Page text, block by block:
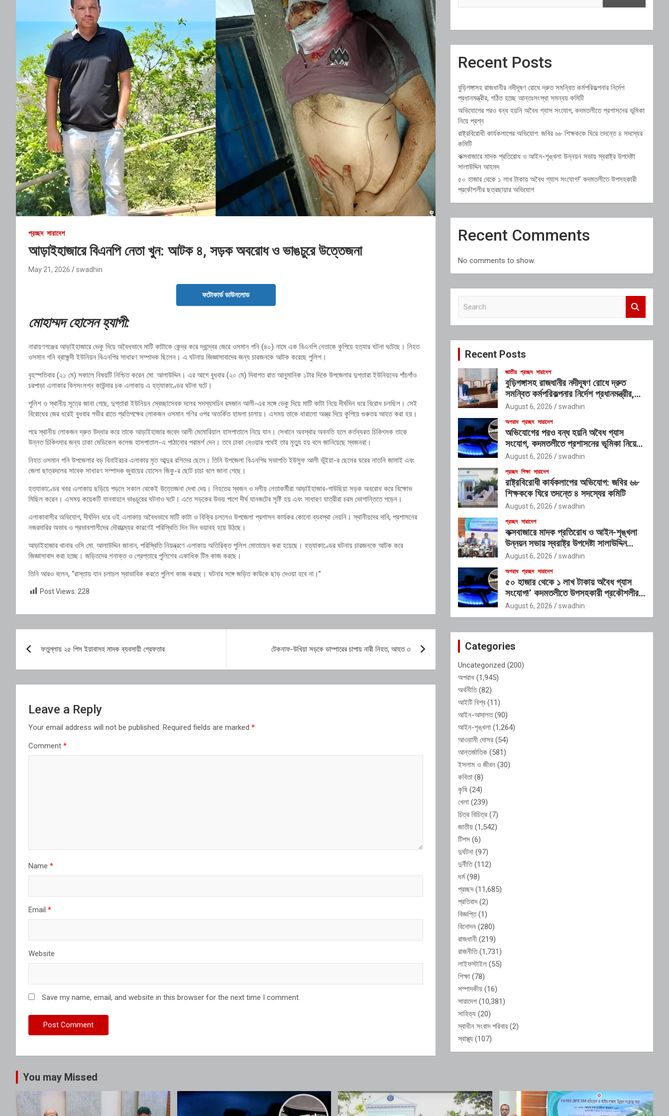
প্রচ্ছদ সারাদেশ
আড়াইহাজারে বিএনপি নেতা খুন: আটক ৪, সড়ক অবরোধ ও ভাঙচুরে উত্তেজনা
May 21, 2026 swadhin
ফটোকার্ড ডাউনলোড
মোহাম্মদ হোসেন হ্যাপী:
নারায়ণগঞ্জের আড়াইহাজারে ভেকু দিয়ে অবৈধভাবে মাটি কাটাকে কেন্দ্র করে দ্বন্দ্বের জেরে ওসমান গনি (৪০) নামে এক বিএনপি নেতাকে কুপিয়ে হত্যার ঘটনা ঘটেছে। নিহত
ওসমান গনি ব্রাহ্মন্দী ইউনিয়ন বিএনপির সাধারণ সম্পাদক ছিলেন। এ ঘটনায় জিজ্ঞাসাবাদের জন্য চারজনকে আটক করেছে পুলিশ।
বৃহস্পতিবার (২১ মে) সকালে বিষয়টি নিশ্চিত করেন মো. আলাউদ্দিন । এর আগে বুধবার (২০ মে) দিবাগত রাত আনুমানিক ১টার দিকে উপজেলার দুপ্তারা ইউনিয়নের পাঁচগাঁও
চরপাড়া এলাকার বিলসংলগ্ন কাউন্দার চক এলাকায় এ হত্যাকাণ্ডের ঘটনা ঘটে।
পুলিশ ও স্থানীয় সূত্রে জানা গেছে, দুপ্তারা ইউনিয়ন স্বেচ্ছাসেবক দলের সদস্যসচিব রমজান আলী-এর সঙ্গে ভেকু দিয়ে মাটি কাটা নিয়ে দীর্ঘদিন ধরে বিরোধ চলছিল। সেই
বিরোধের জের ধরেই বুধবার গভীর রাতে প্রতিপক্ষের লোকজন ওসমান গণির ওপর অতর্কিত হামলা চালায়। এসময় তাকে ধারালো অস্ত্র দিয়ে কুপিয়ে গুরুতর আহত করা হয়।
পরে স্থানীয় লোকজন দ্রুত উদ্ধার করে তাকে আড়াইহাজার জবেদ আলী মেমোরিয়াল হাসপাতালে নিয়ে যান। সেখানে অবস্থার অবনতি হলে কর্তব্যরত চিকিৎসক তাকে
উন্নত চিকিৎসার জন্য ঢাকা মেডিকেল কলেজ হাসপাতাল-এ পাঠানোর পরামর্শ দেন। তবে ঢাকা নেওয়ার পথেই তার মৃত্যু হয় বলে জানিয়েছে স্বজনরা।
নিহত ওসমান গনি উপজেলার বড় বিনাইরচর এলাকার মৃত আব্দুর রশিদের ছেলে। তিনি উপজেলা বিএনপির সভাপতিইউসুফ আলী ভূঁইয়া-র ছেলের ঘরের নাতনি জামাই এবং
জেলা ছাত্রদলের সাবেক সাধারণ সম্পাদক জুবায়ের হোসেন জিকু-র ছোট চাচা বলে জানা গেছে।
হত্যাকাণ্ডের খবর এলাকায় ছড়িয়ে পড়লে সকাল থেকেই উত্তেজনা দেখা দেয়। নিহতের স্বজন ও দলীয় নেতাকর্মীরা আড়াইহাজার-গাউছিয়া সড়ক অবরোধ করে বিক্ষোভ
মিছিল করেন। এসময় কয়েকটি যানবাহনে ভাঙচুরের ঘটনাও ঘটে। এতে সড়কের উভয় পাশে দীর্ঘ যানজটের সৃষ্টি হয় এবং সাধারণ যাত্রীরা চরম ভোগান্তিতে পড়েন।
এলাকাবাসীর অভিযোগ, দীর্ঘদিন ধরে ওই এলাকায় অবৈধভাবে মাটি কাটা ও বিক্রি চললেও উপজেলা প্রশাসন কার্যকর কোনো ব্যবস্থা নেয়নি। স্থানীয়দের দাবি, প্রশাসনের
নজরদারির অভাব ও প্রভাবশালীদের দৌরাত্ম্যের কারণেই পরিস্থিতি দিন দিন ভয়াবহ হয়ে উঠছে।
আড়াইহাজার থানার ওসি মো. আলাউদ্দিন জানান, পরিস্থিতি নিয়ন্ত্রণে এলাকায় অতিরিক্ত পুলিশ মোতায়েন করা হয়েছে। হত্যাকাণ্ডের ঘটনায় চারজনকে আটক করে
জিজ্ঞাসাবাদ করা হচ্ছে। জড়িতদের শনাক্ত ও গ্রেপ্তারে পুলিশের একাধিক টিম কাজ করছে।
তিনি আরও বলেন, “রাস্তায় যান চলাচল স্বাভাবিক করতে পুলিশ কাজ করছে। ঘটনার সঙ্গে জড়িত কাউকে ছাড় দেওয়া হবে না।”
Post Views: 228
navigation
ফতুল্লায় ২৫ পিস ইয়াবাসহ মাদক ব্যবসায়ী গ্রেফতার টেকনাফ-উখিয়া সড়কে ডাম্পারের চাপায় নারী নিহত, আহত ৩
Leave a Reply
Your email address will not be published. Required fields are marked *
Comment *
Name *
Email *
Website
Save my name, email, and website in this browser for the next time I comment.
Recent Posts
বুড়িগঙ্গাসহ রাজধানীর নদীদূষণ রোধে দ্রুত সমন্বিত কর্মপরিকল্পনার নির্দেশ
প্রধানমন্ত্রীর, গঠিত হচ্ছে আন্তঃসংস্থা সমন্বয় কমিটি
অভিযোগের পরও বন্ধ হয়নি অবৈধ গ্যাস সংযোগ, কদমতলীতে প্রশাসনের ভূমিকা
নিয়ে প্রশ্ন
রাষ্ট্রবিরোধী কার্যকলাপের অভিযোগ: জবির ৬৮ শিক্ষককে ঘিরে তদন্তে ৪ সদস্যের
কমিটি
কক্সবাজারে মাদক প্রতিরোধ ও আইন-শৃঙ্খলা উন্নয়ন সভায় স্বরাষ্ট্র উপদেষ্টা
সালাউদ্দিন আহমদ
৫০ হাজার থেকে ১ লাখ টাকায় অবৈধ গ্যাস সংযোগ!’ কদমতলীতে উপসহকারী
প্রকৌশলীর ছত্রছায়ার অভিযোগ
Recent Comments
No comments to show.
c
Recent Posts
জাতীয় প্রচ্ছদ সারাদেশ
বুড়িগঙ্গাসহ রাজধানীর নদীদূষণ রোধে দ্রুত
সমন্বিত কর্মপরিকল্পনার নির্দেশ প্রধানমন্ত্রীর,
গঠিত হচ্ছে আন্তঃসংস্থা সমন্বয় কমিটি
August 6, 2026 swadhin
অপরাধ প্রচ্ছদ সারাদেশ
অভিযোগের পরও বন্ধ হয়নি অবৈধ গ্যাস
সংযোগ, কদমতলীতে প্রশাসনের ভূমিকা নিয়ে
প্রশ্ন
August 6, 2026 swadhin
প্রচ্ছদ শিক্ষা সারাদেশ
রাষ্ট্রবিরোধী কার্যকলাপের অভিযোগ: জবির ৬৮
শিক্ষককে ঘিরে তদন্তে ৪ সদস্যের কমিটি
August 6, 2026 swadhin
প্রচ্ছদ সারাদেশ
কক্সবাজারে মাদক প্রতিরোধ ও আইন-শৃঙ্খলা
উন্নয়ন সভায় স্বরাষ্ট্র উপদেষ্টা সালাউদ্দিন
আহমদ
August 6, 2026 swadhin
অপরাধ প্রচ্ছদ সারাদেশ
৫০ হাজার থেকে ১ লাখ টাকায় অবৈধ গ্যাস
সংযোগ!’ কদমতলীতে উপসহকারী প্রকৌশলীর
ছত্রছায়ার অভিযোগ
August 6, 2026 swadhin
Categories
Uncategorized (200)
অপরাধ (1,945)
অর্থনীতি(82)
আইটি বিশ্ব (11)
আইন-আদালত(90)
আইন-শৃঙ্খলা (1,264)
আওয়ামী দোসর (54)
আন্তর্জাতিক (581)
ইসলাম ও জীবন (30)
কবিতা (8)
কৃষি (24)
খেলা (239)
চিত্র বিচিত্র (7)
জাতীয় (1,542)
টিপস (6)
দুর্ঘটনা (97)
দুর্নীতি(112)
ধর্ম(98)
প্রচ্ছদ(11,685)
প্রতিবাদ(2)
বিজ্ঞপ্তি(1)
বিনোদন (280)
রাজধানী (219)
রাজনীতি(1,731)
লাইফস্টাইল (55)
শিক্ষা (78)
সম্পাদকীয় (16)
সারাদেশ (10,381)
সাহিত্য (20)
স্বাধীন সংবাদ পরিবার (2)
স্বাস্থ্য (107)
You may Missed